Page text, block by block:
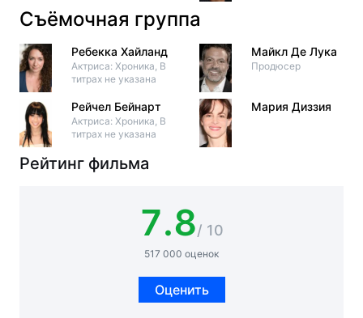
Съёмочная группа
Ребекка Хайланд
Актриса: Хроника, В
титрах не указана
Рейчел Бейнарт
Актриса: Хроника, В
титрах не указана
Майкл Де Лука
Продюсер
Мария Диззия
Рейтинг фильма
7.8/ 10
517 000 оценок
Оценить